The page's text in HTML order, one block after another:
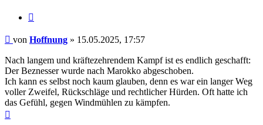
Beitrag
von Hoffnung » 15.05.2025, 17:57
Nach langem und kräftezehrendem Kampf ist es endlich geschafft:
Der Beznesser wurde nach Marokko abgeschoben.
Ich kann es selbst noch kaum glauben, denn es war ein langer Weg
voller Zweifel, Rückschläge und rechtlicher Hürden. Oft hatte ich
das Gefühl, gegen Windmühlen zu kämpfen.